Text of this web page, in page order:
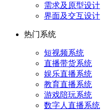
需求及原型设计
界面及交互设计
热门系统
短视频系统
直播带货系统
娱乐直播系统
教育直播系统
游戏陪玩系统
数字人直播系统